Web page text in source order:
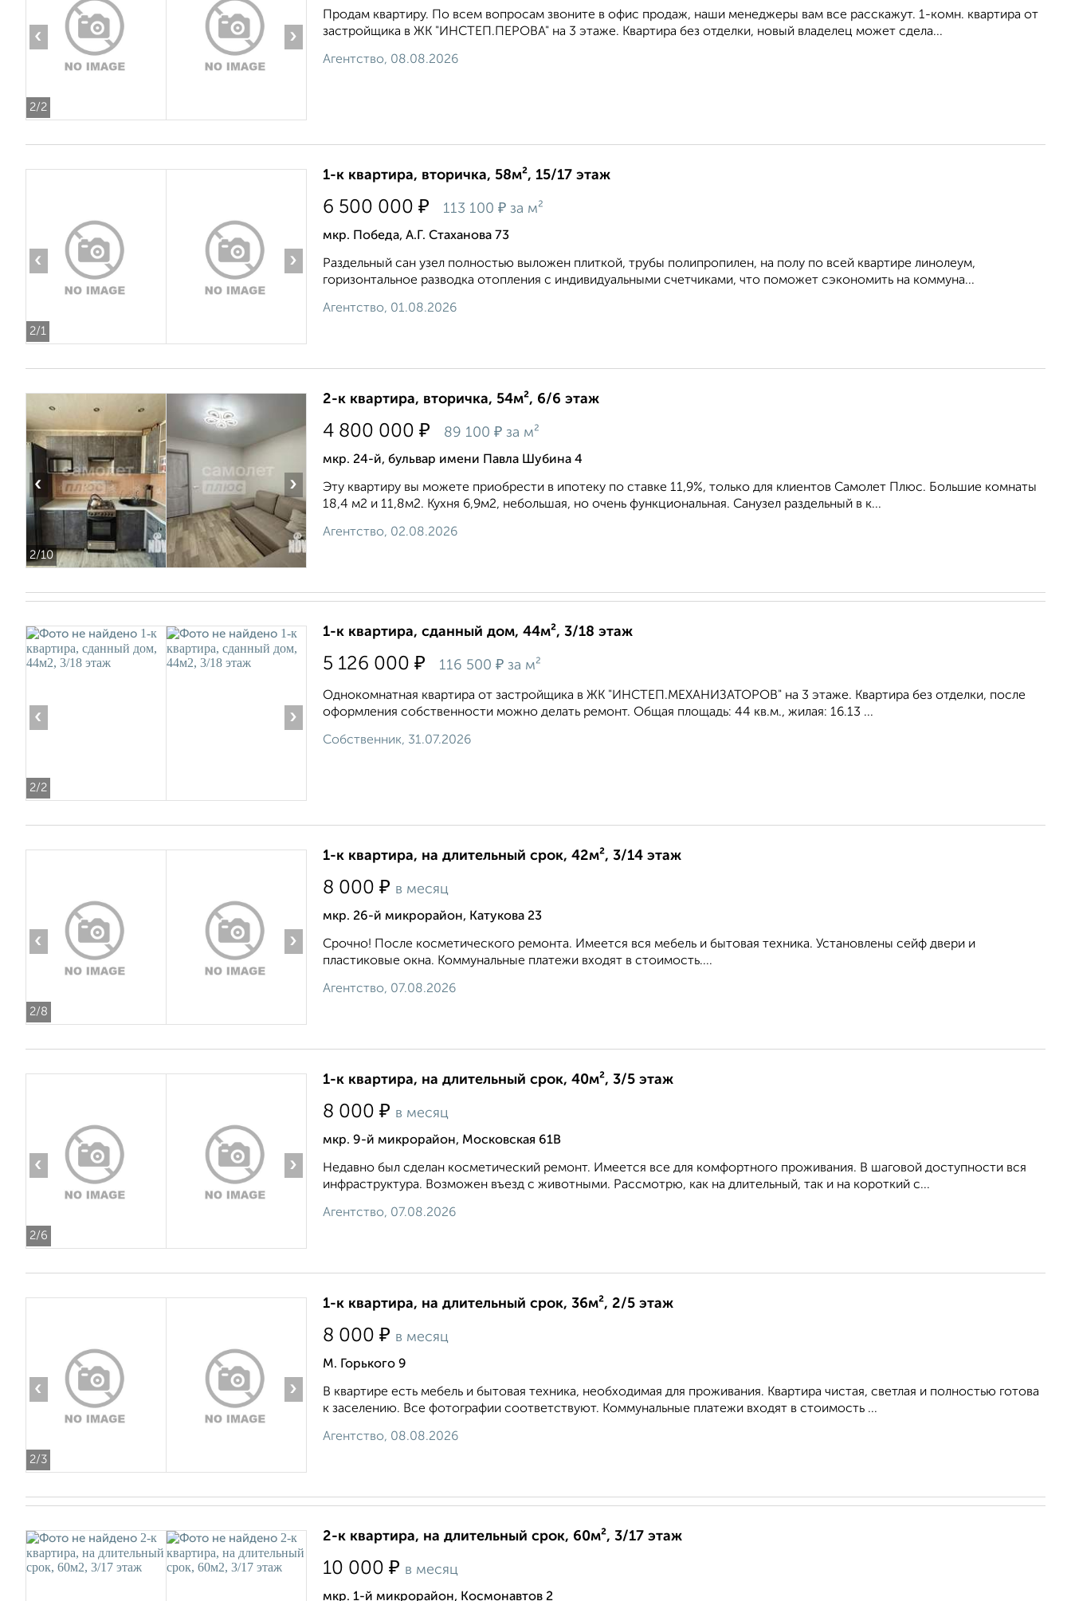
2/2
‹ ›
Продам квартиру. По всем вопросам звоните в офис продаж, наши менеджеры вам все расскажут. 1-комн. квартира от
застройщика в ЖК "ИНСТЕП.ПЕРОВА" на 3 этаже. Квартира без отделки, новый владелец может сдела...
Агентство, 08.08.2026
2/1
‹ ›
1-к квартира, вторичка, 58м², 15/17 этаж
6 500 000 ₽ 113 100 ₽ за м²
мкр. Победа, А.Г. Стаханова 73
Раздельный сан узел полностью выложен плиткой, трубы полипропилен, на полу по всей квартире линолеум,
горизонтальное разводка отопления с индивидуальными счетчиками, что поможет сэкономить на коммуна...
Агентство, 01.08.2026
2/10
‹ ›
2-к квартира, вторичка, 54м², 6/6 этаж
4 800 000 ₽ 89 100 ₽ за м²
мкр. 24-й, бульвар имени Павла Шубина 4
Эту квартиру вы можете приобрести в ипотеку по ставке 11,9%, только для клиентов Самолет Плюс. Большие комнаты
18,4 м2 и 11,8м2. Кухня 6,9м2, небольшая, но очень функциональная. Санузел раздельный в к...
Агентство, 02.08.2026
2/2
‹ ›
1-к квартира, сданный дом, 44м², 3/18 этаж
5 126 000 ₽ 116 500 ₽ за м²
Однокомнатная квартира от застройщика в ЖК "ИНСТЕП.МЕХАНИЗАТОРОВ" на 3 этаже. Квартира без отделки, после
оформления собственности можно делать ремонт. Общая площадь: 44 кв.м., жилая: 16.13 ...
Собственник, 31.07.2026
2/8
‹ ›
1-к квартира, на длительный срок, 42м², 3/14 этаж
8 000 ₽ в месяц
мкр. 26-й микрорайон, Катукова 23
Срочно! После косметического ремонта. Имеется вся мебель и бытовая техника. Установлены сейф двери и
пластиковые окна. Коммунальные платежи входят в стоимость....
Агентство, 07.08.2026
2/6
‹ ›
1-к квартира, на длительный срок, 40м², 3/5 этаж
8 000 ₽ в месяц
мкр. 9-й микрорайон, Московская 61В
Недавно был сделан косметический ремонт. Имеется все для комфортного проживания. В шаговой доступности вся
инфраструктура. Возможен въезд с животными. Рассмотрю, как на длительный, так и на короткий с...
Агентство, 07.08.2026
2/3
‹ ›
1-к квартира, на длительный срок, 36м², 2/5 этаж
8 000 ₽ в месяц
М. Горького 9
В квартире есть мебель и бытовая техника, необходимая для проживания. Квартира чистая, светлая и полностью готова
к заселению. Все фотографии соответствуют. Коммунальные платежи входят в стоимость ...
Агентство, 08.08.2026
2-к квартира, на длительный срок, 60м², 3/17 этаж
10 000 ₽ в месяц
мкр. 1-й микрорайон, Космонавтов 2